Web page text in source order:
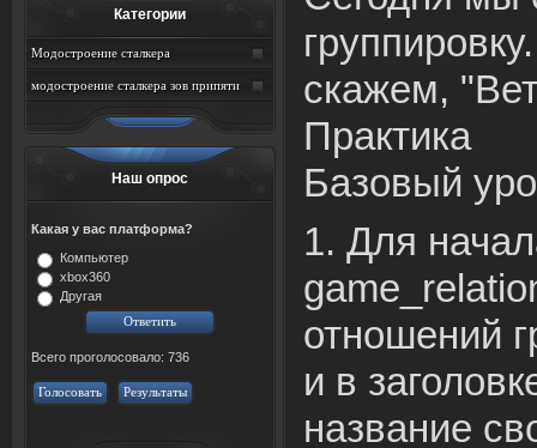
Категории
Модостроение сталкера
модостроение сталкера зов припяти
Наш опрос
Какая у вас платформа?
Компьютер
xbox360
Другая
Всего проголосовало: 736
Голосовать Результаты
скажем,
Практика
Базовый
1. Для
отношений
и в
название